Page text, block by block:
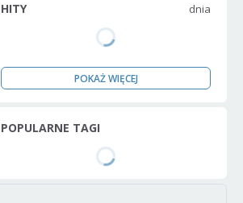
HITY dnia
POKAŻ WIĘCEJ
POPULARNE TAGI